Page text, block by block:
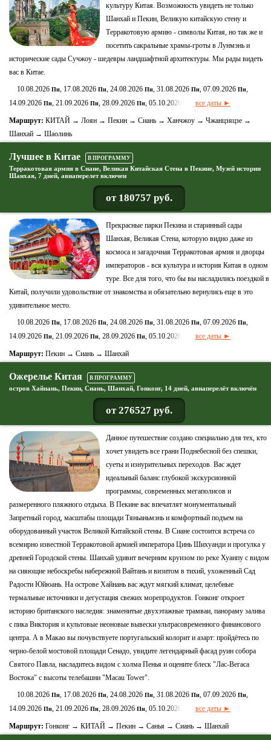
культуру Китая. Возможность увидеть не только
Шанхай и Пекин, Великую китайскую стену и
Терракотовую армию - символы Китая, но так же и
посетить сакральные храмы-гроты в Лунмэнь и
исторические сады Сучжоу - шедевры ландшафтной архитектуры. Мы рады видеть
вас в Китае.
10.08.2026 Пн, 17.08.2026 Пн, 24.08.2026 Пн, 31.08.2026 Пн, 07.09.2026 Пн,
14.09.2026 Пн, 21.09.2026 Пн, 28.09.2026 Пн, 05.10.2026 все даты ►
Маршрут: КИТАЙ → Лоян → Пекин → Сиань → Ханчжоу → Чжанцзяцзе →
Шанхай → Шаолинь
Лучшее в Китае В ПРОГРАММУ
Терракотовая армия в Сиане, Великая Китайская Стена в Пекине, Музей истории
Шанхая, 7 дней, авиаперелет включен
от 180757 руб.
Прекрасные парки Пекина и старинный сады
Шанхая, Великая Стена, которую видно даже из
космоса и загадочная Терракотовая армия и дворцы
императоров - вся культура и история Китая в одном
туре. Все для того, что бы вы насладились поездкой в
Китай, получили удовольствие от знакомства и обязательно вернулись еще в это
удивительное место.
10.08.2026 Пн, 17.08.2026 Пн, 24.08.2026 Пн, 31.08.2026 Пн, 07.09.2026 Пн,
14.09.2026 Пн, 21.09.2026 Пн, 28.09.2026 Пн, 05.10.2026 все даты ►
Маршрут: Пекин → Сиань → Шанхай
Ожерелье Китая В ПРОГРАММУ
остров Хайнань, Пекин, Сиань, Шанхай, Гонконг, 14 дней, авиаперелёт включён
от 276527 руб.
Данное путешествие создано специально для тех, кто
хочет увидеть все грани Поднебесной без спешки,
суеты и изнурительных переходов. Вас ждет
идеальный баланс глубокой экскурсионной
программы, современных мегаполисов и
размеренного пляжного отдыха. В Пекине вас впечатлят монументальный
Запретный город, масштабы площади Тяньаньмэнь и комфортный подъем на
оборудованный участок Великой Китайской стены. В Сиане состоится встреча со
всемирно известной Терракотовой армией императора Цинь Шихуанди и прогулка у
древней Городской стены. Шанхай удивит вечерним круизом по реке Хуанпу с видом
на сияющие небоскребы набережной Вайтань и визитом в тихий, ухоженный Сад
Радости Юйюань. На острове Хайнань вас ждут мягкий климат, целебные
термальные источники и дегустация свежих морепродуктов. Гонконг откроет
историю британского наследия: знаменитые двухэтажные трамваи, панораму залива
с пика Виктория и культовые неоновые вывески ультрасовременного финансового
центра. А в Макао вы почувствуете португальский колорит и азарт: пройдётесь по
черно-белой мостовой площади Сенадо, увидите легендарный фасад руин собора
Святого Павла, насладитесь видом с холма Пенья и оцените блеск "Лас-Вегаса
Востока" с высоты телебашни "Macau Tower".
10.08.2026 Пн, 17.08.2026 Пн, 24.08.2026 Пн, 31.08.2026 Пн, 07.09.2026 Пн,
14.09.2026 Пн, 21.09.2026 Пн, 28.09.2026 Пн, 05.10.2026 все даты ►
Маршрут: Гонконг → КИТАЙ → Пекин → Санья → Сиань → Шанхай